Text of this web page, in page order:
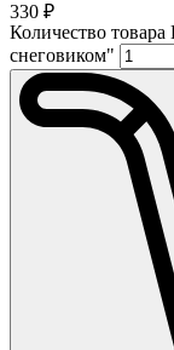
330 ₽
Количество
снеговиком"